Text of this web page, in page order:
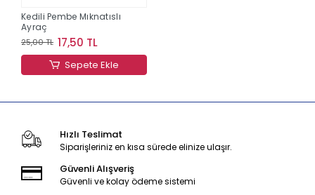
Kedili Pembe Mıknatıslı
Ayraç
25,00 TL 17,50 TL
Sepete Ekle
Hızlı Teslimat
Siparişleriniz en kısa sürede elinize ulaşır.
Güvenli Alışveriş
Güvenli ve kolay ödeme sistemi